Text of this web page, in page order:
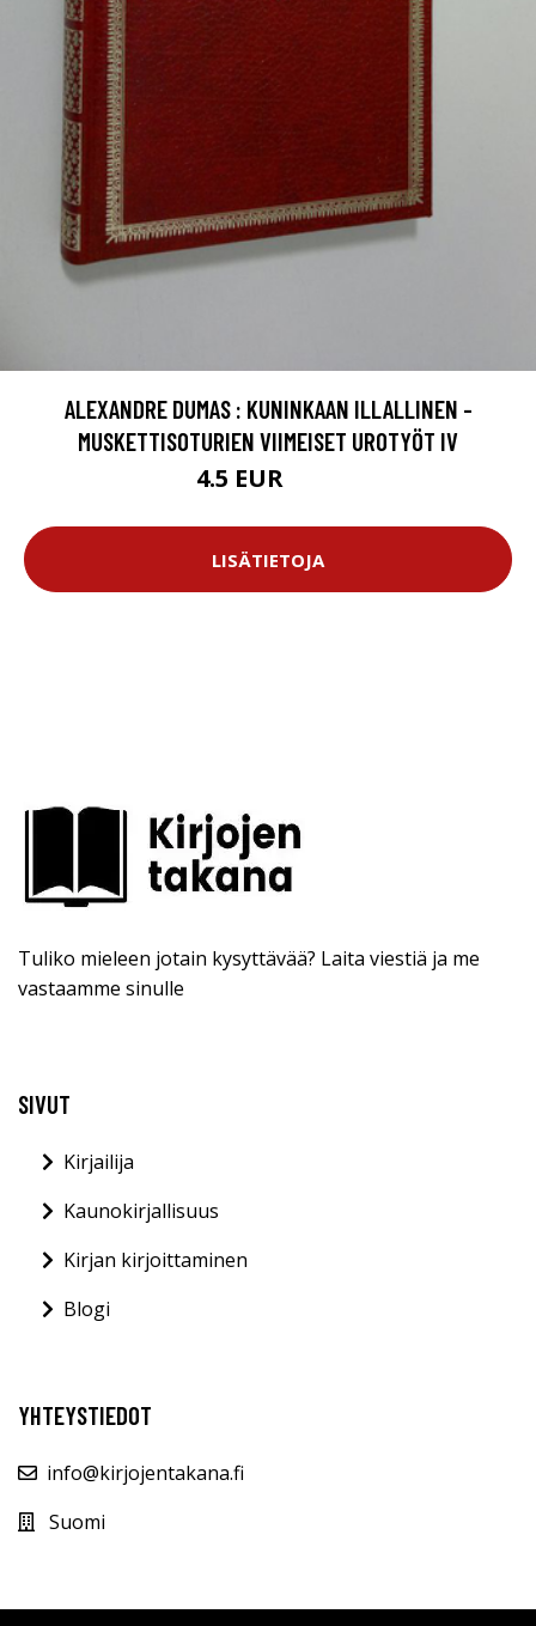
ALEXANDRE DUMAS : KUNINKAAN ILLALLINEN -
MUSKETTISOTURIEN VIIMEISET UROTYÖT IV
4.5 EUR
LISÄTIETOJA
Tuliko mieleen jotain kysyttävää? Laita viestiä ja me
vastaamme sinulle
SIVUT
Kirjailija
Kaunokirjallisuus
Kirjan kirjoittaminen
Blogi
YHTEYSTIEDOT
info@kirjojentakana.fi
Suomi